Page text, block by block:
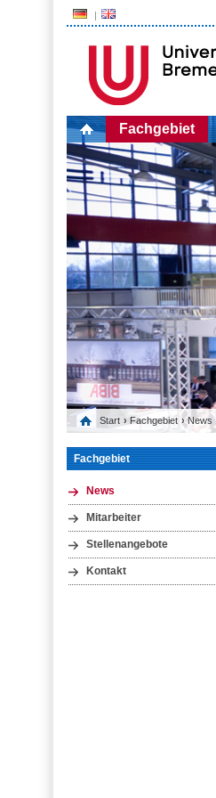
Fachgebiet
Start › Fachgebiet ›News
Fachgebiet
News
Mitarbeiter
Stellenangebote
Kontakt